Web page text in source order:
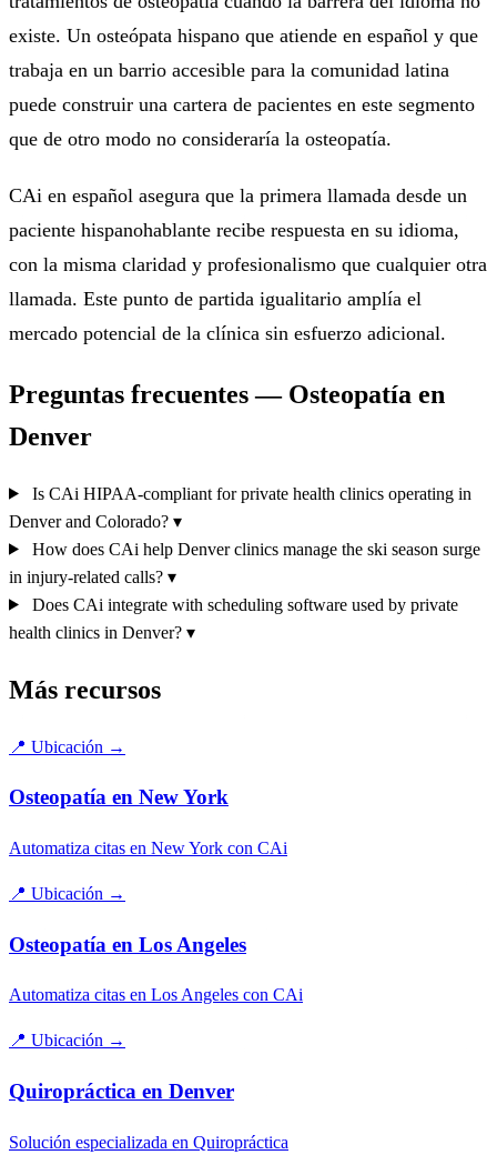
existe. Un osteópata hispano que atiende en español y que
trabaja en un barrio accesible para la comunidad latina
puede construir una cartera de pacientes en este segmento
que de otro modo no consideraría la osteopatía.
CAi en español asegura que la primera llamada desde un
paciente hispanohablante recibe respuesta en su idioma,
con la misma claridad y profesionalismo que cualquier otra
llamada. Este punto de partida igualitario amplía el
mercado potencial de la clínica sin esfuerzo adicional.
Preguntas frecuentes — Osteopatía en
Denver
Is CAi HIPAA-compliant for private health clinics operating in
Denver and Colorado? ▾
How does CAi help Denver clinics manage the ski season surge
in injury-related calls? ▾
Does CAi integrate with scheduling software used by private
health clinics in Denver? ▾
Más recursos
📍 Ubicación →
Osteopatía en New York
Automatiza citas en New York con CAi
📍 Ubicación →
Osteopatía en Los Angeles
Automatiza citas en Los Angeles con CAi
📍 Ubicación →
Quiropráctica en Denver
Solución especializada en Quiropráctica